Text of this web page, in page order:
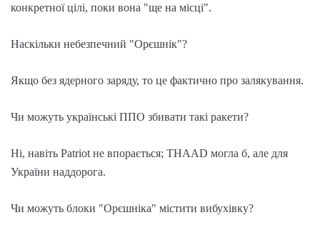
конкретної цілі, поки вона "ще на місці".
Наскільки небезпечний "Орєшнік"?
Якщо без ядерного заряду, то це фактично про залякування.
Чи можуть українські ППО збивати такі ракети?
Ні, навіть Patriot не впорається; THAAD могла б, але для
України наддорога.
Чи можуть блоки "Орєшніка" містити вибухівку?